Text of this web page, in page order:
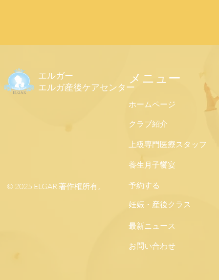
エルガー
エルガ産後ケアセンター
© 2025 ELGAR 著作権所有。
メニュー
ホームページ
クラブ紹介
上級専門医療スタッフ
養生月子饗宴
予約する
妊娠・産後クラス
最新ニュース
お問い合わせ